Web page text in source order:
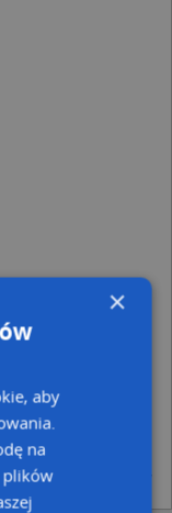
Danych Osobowych
AutoMapa sp. z o.o.
37.
firm i na
operatora (art.
z firmowych stron www
odo_przetwarzanie/
×
aby
na
plików